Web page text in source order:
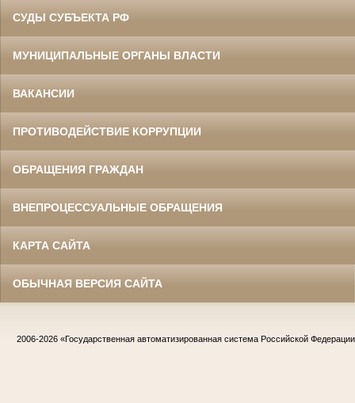
СУДЫ СУБЪЕКТА РФ
МУНИЦИПАЛЬНЫЕ ОРГАНЫ ВЛАСТИ
ВАКАНСИИ
ПРОТИВОДЕЙСТВИЕ КОРРУПЦИИ
ОБРАЩЕНИЯ ГРАЖДАН
ВНЕПРОЦЕССУАЛЬНЫЕ ОБРАЩЕНИЯ
КАРТА САЙТА
ОБЫЧНАЯ ВЕРСИЯ САЙТА
2006-2026 «Государственная автоматизированная система Российской